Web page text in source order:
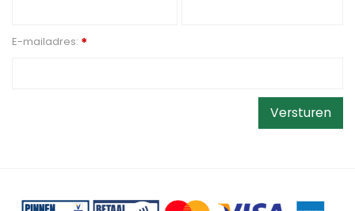
E-mailadres: *